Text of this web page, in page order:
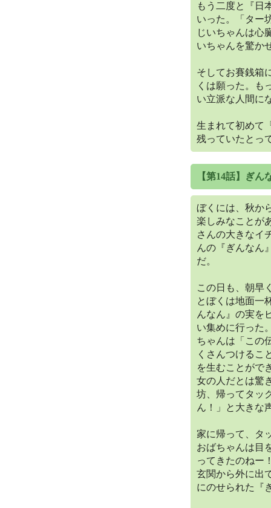
もう二度と『日
いった。「ター
じいちゃんは心
いちゃんを驚か
そしてお賽銭箱
くは願った。も
い立派な人間に
生まれて初めて
残っていたとっ
【第14話】ぎん
ぼくには、秋か
楽しみなことが
さんの大きなイ
んの『ぎんなん
だ。
この日も、朝早
とぼくは地面一
んなん』の実を
い集めに行った
ちゃんは「この
くさんつけるこ
を生むことがで
女の人だとは驚
坊、帰ってタッ
ん！」と大きな
家に帰って、タ
おばちゃんは目
ってきたのねー
玄関から外に出
にのせられた『